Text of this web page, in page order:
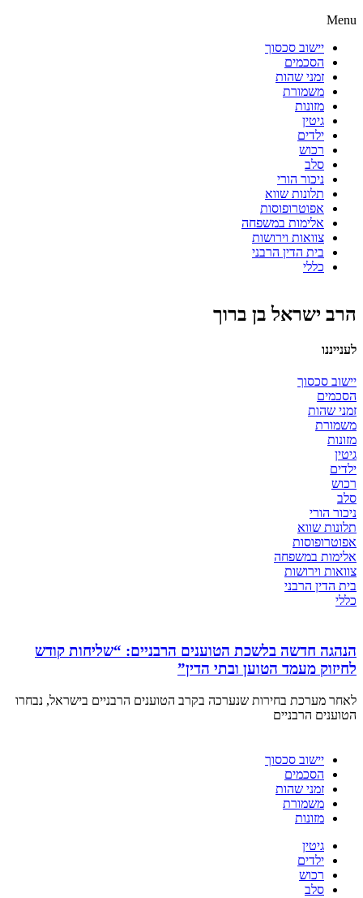
Menu
יישוב סכסוך
הסכמים
זמני שהות
משמורת
מזונות
גיטין
ילדים
רכוש
סלב
ניכור הורי
תלונות שווא
אפוטרופוסות
אלימות במשפחה
צוואות וירושות
בית הדין הרבני
כללי
הרב ישראל בן ברוך
לענייננו
יישוב סכסוך
הסכמים
זמני שהות
משמורת
מזונות
גיטין
ילדים
רכוש
סלב
ניכור הורי
תלונות שווא
אפוטרופוסות
אלימות במשפחה
צוואות וירושות
בית הדין הרבני
כללי
הנהגה חדשה בלשכת הטוענים הרבניים: “שליחות קודש
לחיזוק מעמד הטוען ובתי הדין”
לאחר מערכת בחירות שנערכה בקרב הטוענים הרבניים בישראל, נבחרו
הטוענים הרבניים
יישוב סכסוך
הסכמים
זמני שהות
משמורת
מזונות
גיטין
ילדים
רכוש
סלב